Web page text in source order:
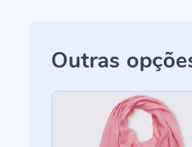
Outras